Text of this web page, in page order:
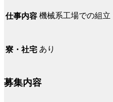
仕事内容 機械系工場での組立
寮・社宅 あり
募集内容